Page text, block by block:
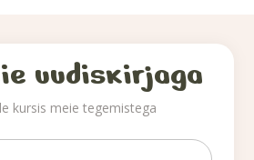
uudiskirjaga
kursis meie tegemistega